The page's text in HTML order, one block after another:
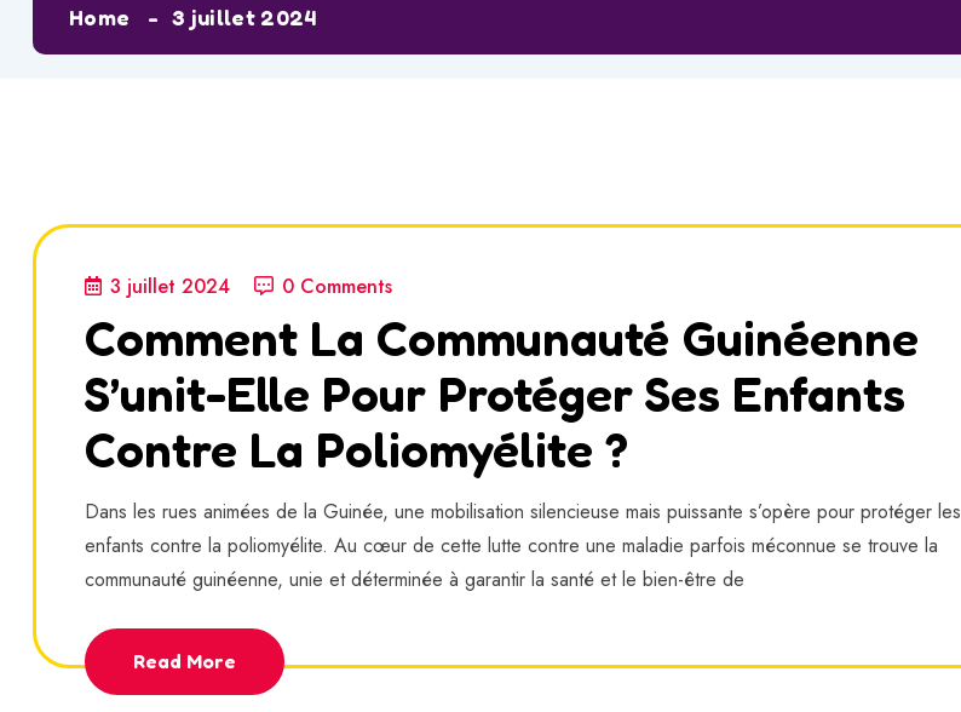
Home 3 juillet 2024
3 juillet 2024 0 Comments
Comment La Communauté Guinéenne
S’unit-Elle Pour Protéger Ses Enfants
Contre La Poliomyélite ?
Dans les rues animées de la Guinée, une mobilisation silencieuse mais puissante s’opère pour protéger les
enfants contre la poliomyélite. Au cœur de cette lutte contre une maladie parfois méconnue se trouve la
communauté guinéenne, unie et déterminée à garantir la santé et le bien-être de
Read More